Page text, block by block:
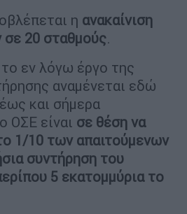
η ανακαίνιση
σε 20 σταθμούς.
εν λόγω έργο της
αναμένεται εδώ
και σήμερα
ΟΣΕ είναι σε θέση να
1/10 των απαιτούμενων
συντήρηση του
5 εκατομμύρια το